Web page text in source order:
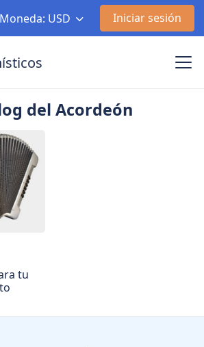
Moneda: USD Iniciar sesión
del Acordeón
tu